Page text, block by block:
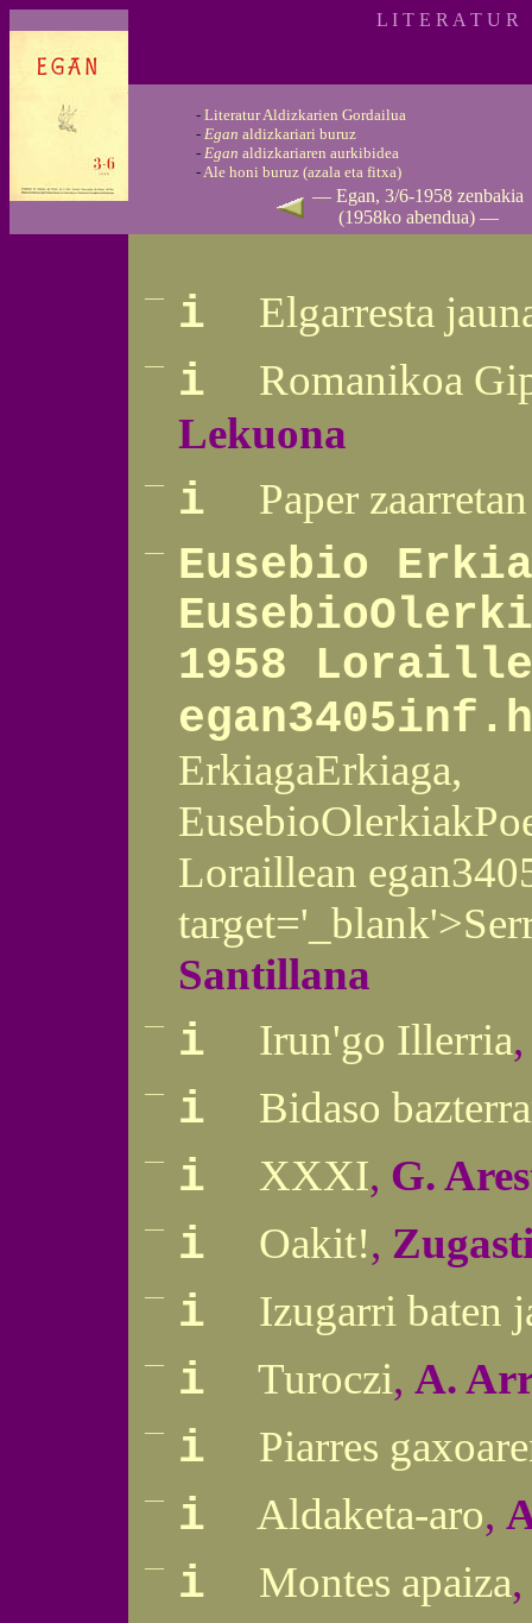
L I T E R A T U R
- Literatur Aldizkarien Gordailua
- Egan aldizkariari buruz
- Egan aldizkariaren aurkibidea
-Ale honi buruz (azala eta fitxa)
— Egan, 3/6-1958 zenbakia
(1958ko abendua) —
— i Elgarresta
— i
Romanikoa
Lekuona
— i Paper
—
Eusebio
Eusebio
1958
ErkiagaErkiaga,
EusebioOlerkiak
Loraillean
Santillana
— i Irun'go Illerria
— i Bidaso
— i XXXI, G.
— i Oakit!,
— i Izugarri baten
— i Turoczi, A.
— i Piarres
— i Aldaketa-aro,
— i Montes apaiza,